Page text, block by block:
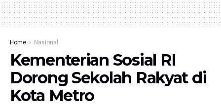
Home Nasional
Kementerian Sosial RI
Dorong Sekolah Rakyat di
Kota Metro